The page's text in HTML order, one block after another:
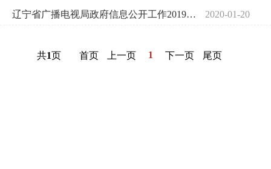
辽宁省广播电视局政府信息公开工作2019年度报告 2020-01-20
共1页 首页 上一页 1 下一页 尾页